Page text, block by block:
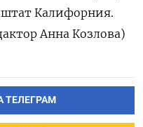
штат Калифорния.
Анна Козлова)
ТЕЛЕГРАМ